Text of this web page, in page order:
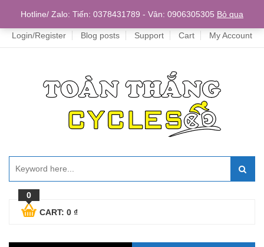
Home
Login/Register Blog posts Support Cart My Account
0
CART: 0 ₫
Hotline/ Zalo: Tiến: 0378431789 - Vân: 0906305305 Bỏ qua